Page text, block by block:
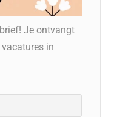
Je ontvangt
in